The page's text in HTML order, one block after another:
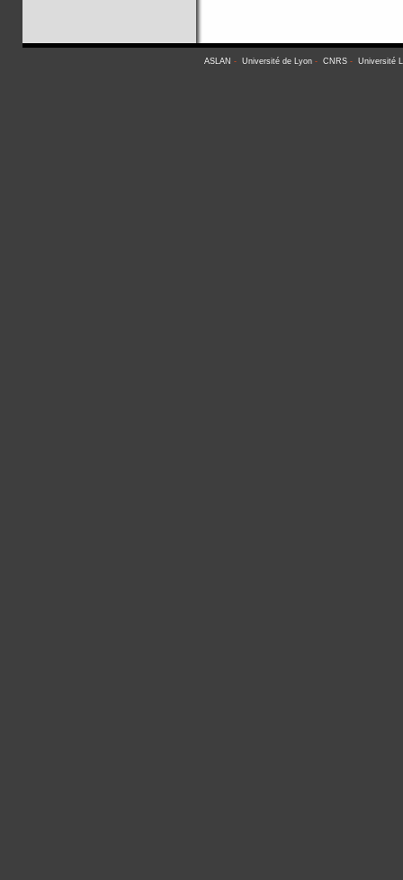
ASLAN - Université de Lyon- CNRS- Université